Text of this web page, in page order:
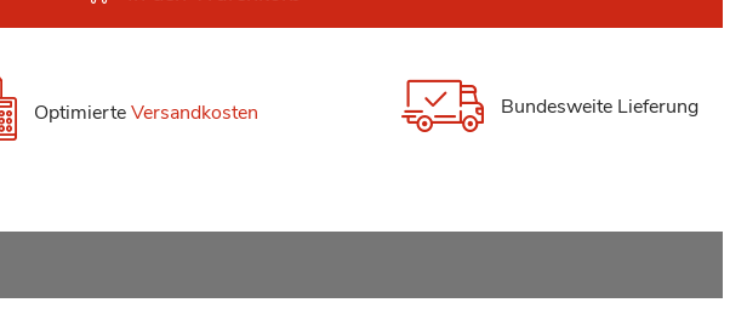
OptimierteVersandkosten Bundesweite Lieferung